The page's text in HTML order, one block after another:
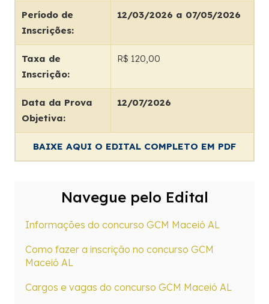
Período de
Inscrições:
12/03/2026 a 07/05/2026
Taxa de
Inscrição:
R$ 120,00
Data da Prova
Objetiva:
12/07/2026
BAIXE AQUI O EDITAL COMPLETO EM PDF
Navegue pelo Edital
Informações do concurso GCM Maceió AL
Como fazer a inscrição no concurso GCM
Maceió AL
Cargos e vagas do concurso GCM Maceió AL